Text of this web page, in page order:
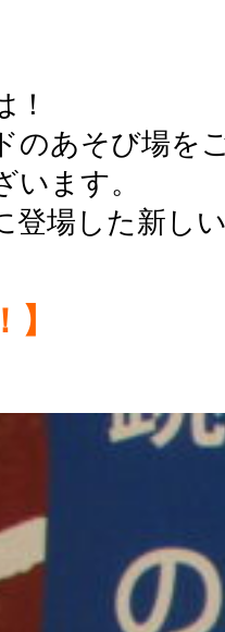
！
のあそび場を
ます。
登場した新し